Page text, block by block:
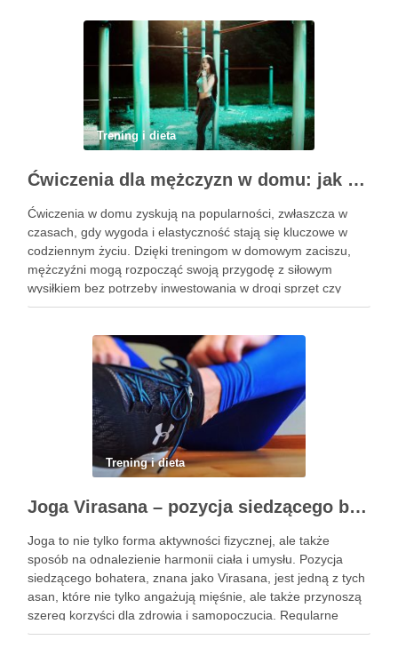
Trening i dieta
Ćwiczenia dla mężczyzn w domu: jak zacząć i utrzymać motywację
Ćwiczenia w domu zyskują na popularności, zwłaszcza w
czasach, gdy wygoda i elastyczność stają się kluczowe w
codziennym życiu. Dzięki treningom w domowym zaciszu,
mężczyźni mogą rozpocząć swoją przygodę z siłowym
wysiłkiem bez potrzeby inwestowania w drogi sprzęt czy
dojazdy do siłowni. Regularne ćwiczenia, które można
Trening i dieta
Joga Virasana – pozycja siedzącego bohatera i jej korzyści
Joga to nie tylko forma aktywności fizycznej, ale także
sposób na odnalezienie harmonii ciała i umysłu. Pozycja
siedzącego bohatera, znana jako Virasana, jest jedną z tych
asan, które nie tylko angażują mięśnie, ale także przynoszą
szereg korzyści dla zdrowia i samopoczucia. Regularne
praktykowanie tej pozycji może poprawić elastyczność